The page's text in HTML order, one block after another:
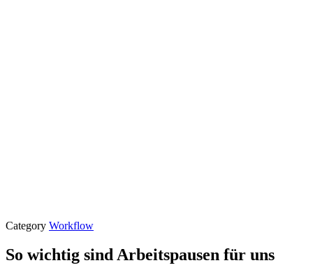
Category Workflow
So wichtig sind Arbeitspausen für uns